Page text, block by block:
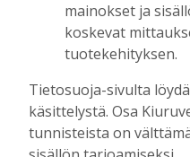
Paperilehtitilaus
(paitsi vko 52)
julkaisemat erikois-
Jos sinulla on
mainokset ja
koskevat
tuotekehityksen.
Tietosuoja-sivulta
käsittelystä. Osa
tunnisteista on